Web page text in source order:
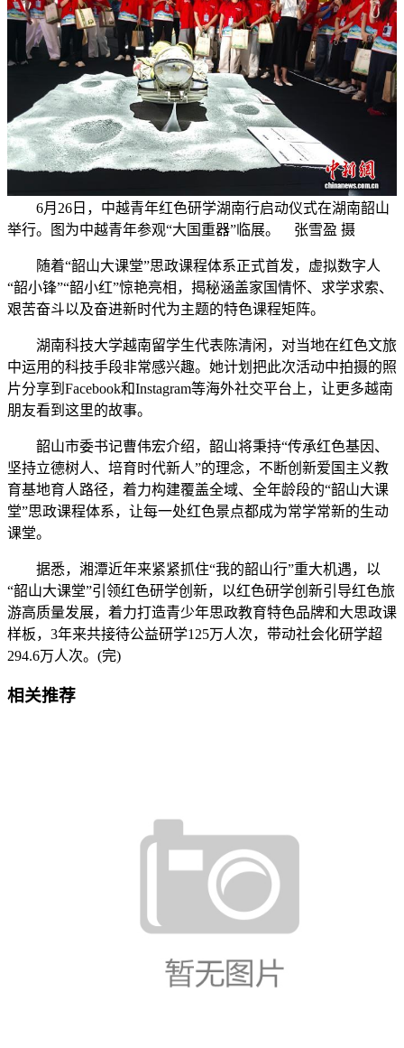
6月26日，中越青年红色研学湖南行启动仪式在湖南韶山
举行。图为中越青年参观“大国重器”临展。 张雪盈 摄
随着“韶山大课堂”思政课程体系正式首发，虚拟数字人
“韶小锋”“韶小红”惊艳亮相，揭秘涵盖家国情怀、求学求索、
艰苦奋斗以及奋进新时代为主题的特色课程矩阵。
湖南科技大学越南留学生代表陈清闲，对当地在红色文旅
中运用的科技手段非常感兴趣。她计划把此次活动中拍摄的照
片分享到Facebook和Instagram等海外社交平台上，让更多越南
朋友看到这里的故事。
韶山市委书记曹伟宏介绍，韶山将秉持“传承红色基因、
坚持立德树人、培育时代新人”的理念，不断创新爱国主义教
育基地育人路径，着力构建覆盖全域、全年龄段的“韶山大课
堂”思政课程体系，让每一处红色景点都成为常学常新的生动
课堂。
据悉，湘潭近年来紧紧抓住“我的韶山行”重大机遇，以
“韶山大课堂”引领红色研学创新，以红色研学创新引导红色旅
游高质量发展，着力打造青少年思政教育特色品牌和大思政课
样板，3年来共接待公益研学125万人次，带动社会化研学超
294.6万人次。(完)
相关推荐